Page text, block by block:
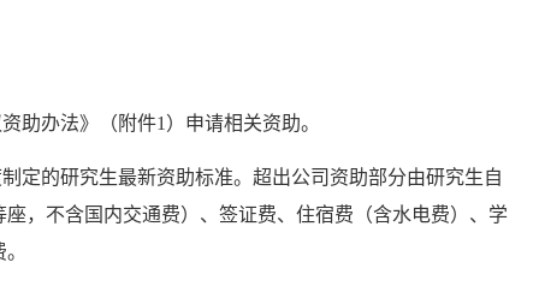
助办法》（附件1）申请相关资助。
定的研究生最新资助标准。超出公司资助部分由研究生自
，不含国内交通费）、签证费、住宿费（含水电费）、学